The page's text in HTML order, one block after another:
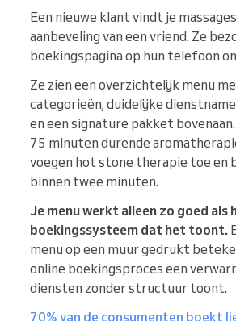
Een nieuwe klant vindt je
aanbeveling van een vriend. Ze
boekingspagina op hun telefoon
Ze zien een overzichtelijk menu
categorieën, duidelijke
en een signature pakket
75 minuten durende
voegen hot stone therapie toe en
binnen twee minuten.
Je menu werkt alleen zo goed als
boekingssysteem dat het toont.
menu op een muur gedrukt
online boekingsproces een
diensten zonder structuur toont.
70% van de consumenten boekt